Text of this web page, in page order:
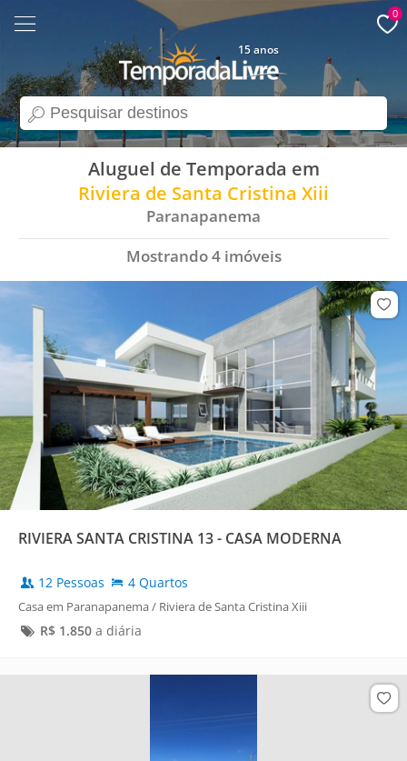
search
15 anos
0
Aluguel de Temporada em
Riviera de Santa Cristina Xiii
Paranapanema
Mostrando4imóveis
RIVIERA SANTA CRISTINA 13 - CASA MODERNA
12 Pessoas 4 Quartos
Casa em Paranapanema / Riviera de Santa Cristina Xiii
R$ 1.850a diária